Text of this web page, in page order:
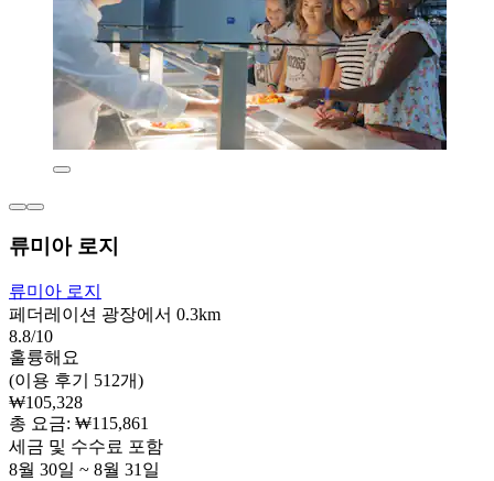
류미아 로지
류미아 로지
페더레이션 광장에서 0.3km
8.8/10
훌륭해요
(이용 후기 512개)
₩105,328
총 요금: ₩115,861
세금 및 수수료 포함
8월 30일 ~ 8월 31일